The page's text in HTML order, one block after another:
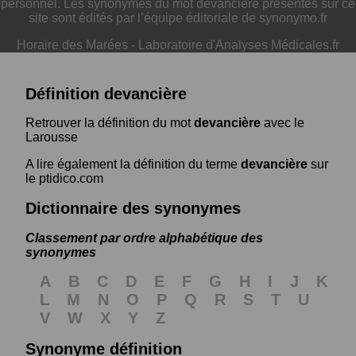
personnel. Les synonymes du mot devancière présentés sur ce
site sont édités par l’équipe éditoriale de synonymo.fr
Horaire des Marées - Laboratoire d'Analyses Médicales.fr
Définition devancière
Retrouver la définition du motdevancière avec le
Larousse
A lire également la définition du terme devancière sur
le ptidico.com
Dictionnaire des synonymes
Classement par ordre alphabétique des
synonymes
A B C D E F G H I J
K
L
M N O P Q R S T
U
V
W X Y
Z
Synonyme définition